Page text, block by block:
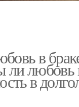
в
ли любовь
в